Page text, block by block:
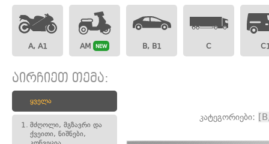
A, A1 AM NEW B, B1 C
აირჩიეთ თემა:
ყველა
1. მძღოლი, მგზავრი და
ქვეითი, ნიშნები,
კატეგორიები: